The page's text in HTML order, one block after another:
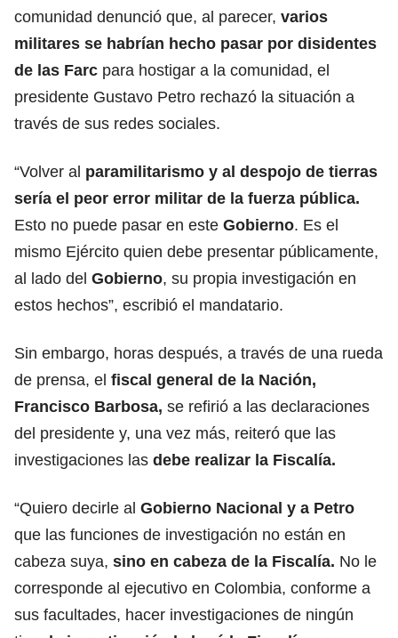
comunidad denunció que, al parecer, varios
militares se habrían hecho pasar por disidentes
de las Farc para hostigar a la comunidad, el
presidente Gustavo Petro rechazó la situación a
través de sus redes sociales.
“Volver al paramilitarismo y al despojo de tierras
sería el peor error militar de la fuerza pública.
Esto no puede pasar en este Gobierno. Es el
mismo Ejército quien debe presentar públicamente,
al lado del Gobierno, su propia investigación en
estos hechos”, escribió el mandatario.
Sin embargo, horas después, a través de una rueda
de prensa, el fiscal general de la Nación,
Francisco Barbosa, se refirió a las declaraciones
del presidente y, una vez más, reiteró que las
investigaciones las debe realizar la Fiscalía.
“Quiero decirle al Gobierno Nacional y a Petro
que las funciones de investigación no están en
cabeza suya, sino en cabeza de la Fiscalía. No le
corresponde al ejecutivo en Colombia, conforme a
sus facultades, hacer investigaciones de ningún